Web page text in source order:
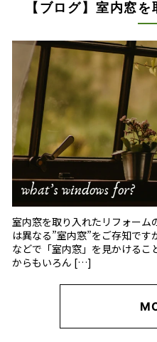
【ブログ】室内窓
室内窓を取り入れたリフォーム
は異なる”室内窓”をご存知です
などで「室内窓」を見かけるこ
からもいろん […]